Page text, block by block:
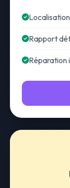
Rapport
Réparation